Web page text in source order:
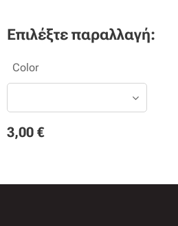
Επιλέξτε παραλλαγή:
Color
3,00 €